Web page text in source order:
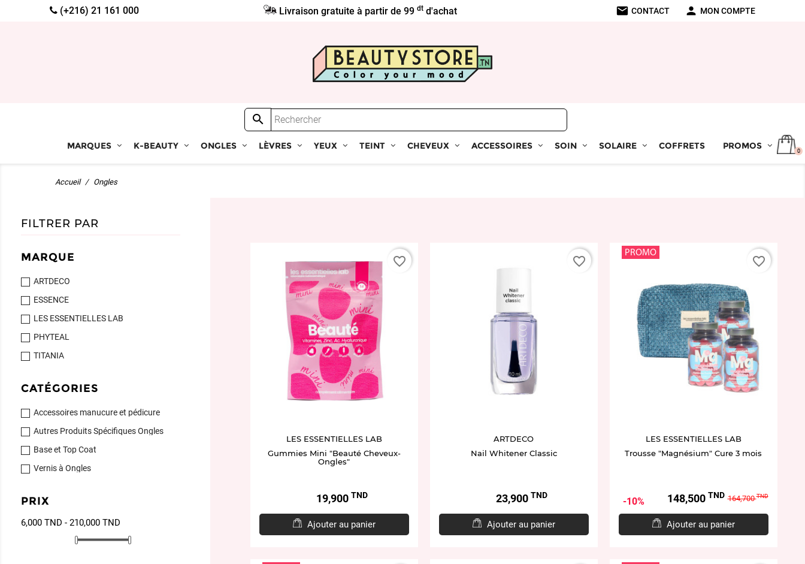
(+216) 21 161 000 Livraison gratuite à partir de 99dt d'achat mail CONTACT person MON COMPTE
MARQUES K-BEAUTY ONGLES LÈVRES YEUX TEINT CHEVEUX ACCESSOIRES SOIN SOLAIRE COFFRETS PROMOS 0

Accueil Ongles
FILTRER PAR
MARQUE
ARTDECO
ESSENCE
LES ESSENTIELLES LAB
PHYTEAL
TITANIA
CATÉGORIES
Accessoires manucure et pédicure
Autres Produits Spécifiques Ongles
Base et Top Coat
Vernis à Ongles
PRIX
6,000 TND - 210,000 TND
LES ESSENTIELLES LAB
Gummies Mini "Beauté Cheveux-
Ongles"
Prix19,900 TND
Ajouter au panier
favorite_border
ARTDECO
Nail Whitener Classic
Prix23,900 TND
Ajouter au panier
favorite_border
PROMO
LES ESSENTIELLES LAB
Trousse "Magnésium" Cure 3 mois
10% Prix148,500 TNDPrix
base
164,700TND
Ajouter au panier
favorite_border